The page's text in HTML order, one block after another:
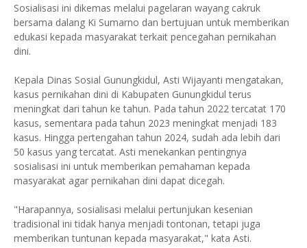
Sosialisasi ini dikemas melalui pagelaran wayang cakruk
bersama dalang Ki Sumarno dan bertujuan untuk memberikan
edukasi kepada masyarakat terkait pencegahan pernikahan
dini.
Kepala Dinas Sosial Gunungkidul, Asti Wijayanti mengatakan,
kasus pernikahan dini di Kabupaten Gunungkidul terus
meningkat dari tahun ke tahun. Pada tahun 2022 tercatat 170
kasus, sementara pada tahun 2023 meningkat menjadi 183
kasus. Hingga pertengahan tahun 2024, sudah ada lebih dari
50 kasus yang tercatat. Asti menekankan pentingnya
sosialisasi ini untuk memberikan pemahaman kepada
masyarakat agar pernikahan dini dapat dicegah.
"Harapannya, sosialisasi melalui pertunjukan kesenian
tradisional ini tidak hanya menjadi tontonan, tetapi juga
memberikan tuntunan kepada masyarakat," kata Asti.